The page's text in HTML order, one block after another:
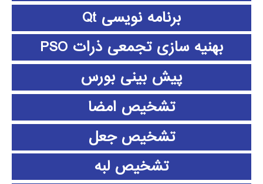
برنامه نویسی Qt
بهنیه سازی تجمعی ذرات PSO
پیش بینی بورس
تشخیص امضا
تشخیص جعل
تشخیص لبه